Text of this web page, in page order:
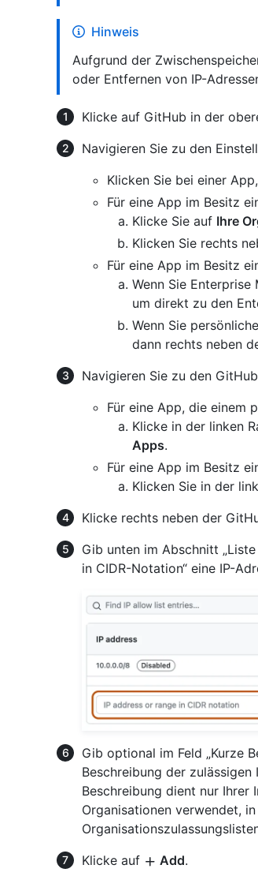
Hinweis
Aufgrund der
oder Entfernen von IP-
Klicke auf GitHub in der
Navigieren Sie zu den
Klicken Sie bei einer
Für eine App im Besitz
Klicke Sie auf Ihre
Klicken Sie rechts
Für eine App im Besitz
Wenn Sie
um direkt zu den
Wenn Sie
dann rechts neben
Navigieren Sie zu den
Für eine App, die einem
Klicke in der linken
Apps.
Für eine App im Besitz
Klicken Sie in der
Klicke rechts neben der
Gib unten im Abschnitt
in CIDR-Notation“ eine IP-
Gib optional im Feld „Kurze
Beschreibung der zulässigen
Beschreibung dient nur
Organisationen verwendet,
Klicke auf
Add.